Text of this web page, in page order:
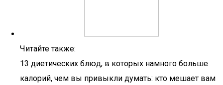
Читайте также:
13 диетических блюд, в которых намного больше
калорий, чем вы привыкли думать: кто мешает вам